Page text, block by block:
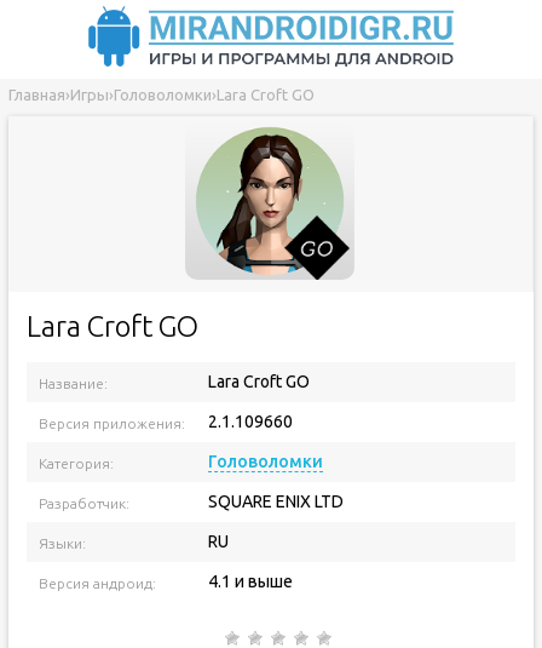
Главная›Игры›Головоломки›Lara Croft GO
Lara Croft GO
Название: Lara Croft GO
Версия приложения: 2.1.109660
Категория: Головоломки
Разработчик: SQUARE ENIX LTD
Языки: RU
Версия андроид: 4.1 и выше